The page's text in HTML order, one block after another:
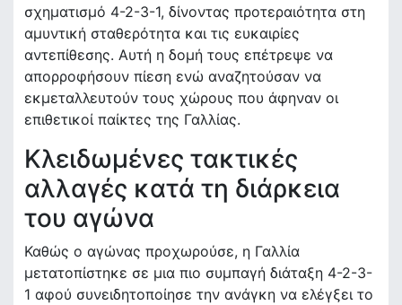
σχηματισμό 4-2-3-1, δίνοντας προτεραιότητα στη
αμυντική σταθερότητα και τις ευκαιρίες
αντεπίθεσης. Αυτή η δομή τους επέτρεψε να
απορροφήσουν πίεση ενώ αναζητούσαν να
εκμεταλλευτούν τους χώρους που άφηναν οι
επιθετικοί παίκτες της Γαλλίας.
Κλειδωμένες τακτικές
αλλαγές κατά τη διάρκεια
του αγώνα
Καθώς ο αγώνας προχωρούσε, η Γαλλία
μετατοπίστηκε σε μια πιο συμπαγή διάταξη 4-2-3-
1 αφού συνειδητοποίησε την ανάγκη να ελέγξει το